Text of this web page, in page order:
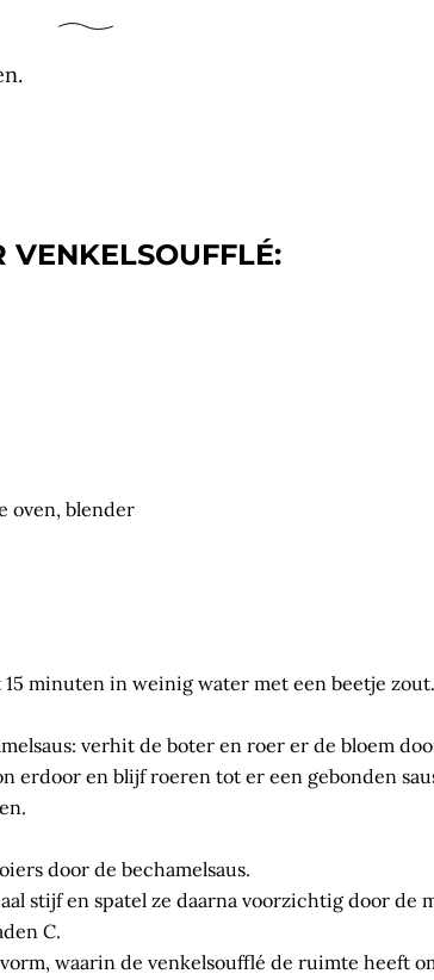
VENKELSOUFFLÉ:
oven, blender
minuten in weinig water met een beetje zout.
verhit de boter en roer er de bloem
erdoor en blijf roeren tot er een gebonden
door de bechamelsaus.
stijf en spatel ze daarna voorzichtig door de
C.
waarin de venkelsoufflé de ruimte heeft